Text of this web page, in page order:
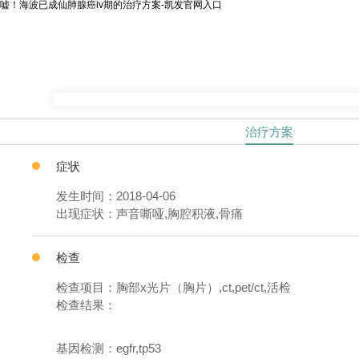
嘘！海波已成仙肺腺癌iv期的治疗方案-凯发官网入口
治疗方案
症状
发生时间：2018-04-06
出现症状：声音嘶哑,胸腔积液,骨痛
检查
检查项目：胸部x光片（胸片）,ct,pet/ct,活检
检查结果：
基因检测：egfr,tp53